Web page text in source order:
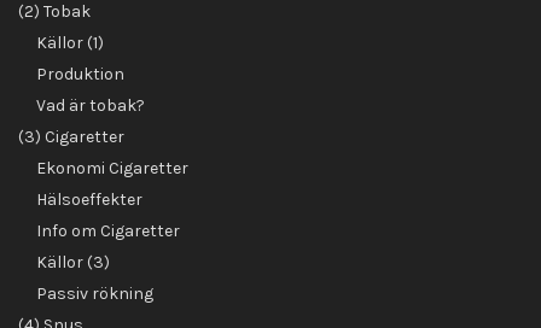
(2) Tobak
Källor (1)
Produktion
Vad är tobak?
(3) Cigaretter
Ekonomi Cigaretter
Hälsoeffekter
Info om Cigaretter
Källor (3)
Passiv rökning